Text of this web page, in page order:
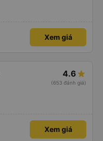
Xem giá
4.6
(653 đánh giá)
Xem giá